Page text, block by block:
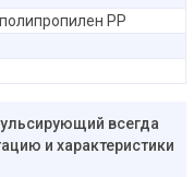
PP
всегда
и характеристики